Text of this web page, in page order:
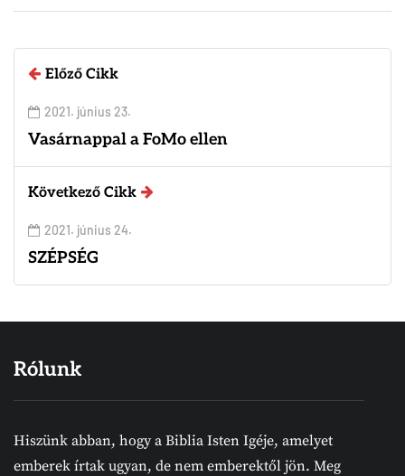
Előző Cikk
2021. június 23.
Vasárnappal a FoMo ellen
Következő Cikk
2021. június 24.
SZÉPSÉG
Rólunk
Hiszünk abban, hogy a Biblia Isten Igéje, amelyet
emberek írtak ugyan, de nem emberektől jön. Meg